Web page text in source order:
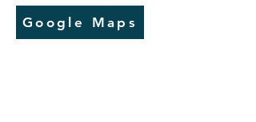
Google Maps